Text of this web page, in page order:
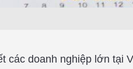
các doanh nghiệp lớn tại